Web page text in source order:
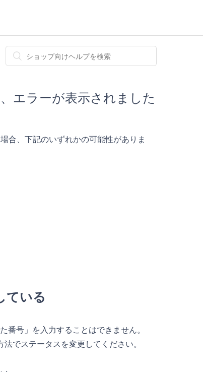
エラーが表示されました
合、下記のいずれかの可能性がありま
ている
番号」を入力することはできません。
でステータスを変更してください。